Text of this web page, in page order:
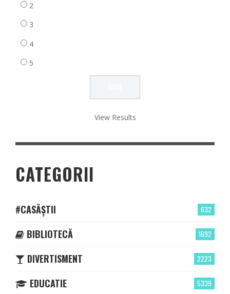
2
3
4
5
View Results
CATEGORII
632
#CASĂȘTII
1692
BIBLIOTECĂ
2223
DIVERTISMENT
5339
EDUCATIE